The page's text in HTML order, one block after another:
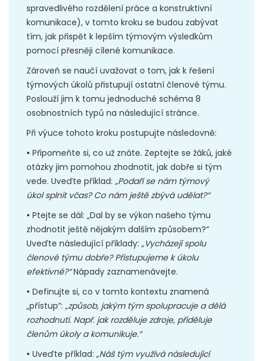
spravedlivého rozdělení práce a konstruktivní
komunikace), v tomto kroku se budou zabývat
tím, jak přispět k lepším týmovým výsledkům
pomocí přesněji cílené komunikace.
Zároveň se naučí uvažovat o tom, jak k řešení
týmových úkolů přistupují ostatní členové týmu.
Poslouží jim k tomu jednoduché schéma 8
osobnostních typů na následující stránce.
Při výuce tohoto kroku postupujte následovně:
• Připomeňte si, co už znáte. Zeptejte se žáků, jaké
otázky jim pomohou zhodnotit, jak dobře si tým
vede. Uveďte příklad: „Podaří se nám týmový
úkol splnit včas? Co nám ještě zbývá udělat?“
• Ptejte se dál: „Dal by se výkon našeho týmu
zhodnotit ještě nějakým dalším způsobem?“
Uveďte následující příklady: „Vycházejí spolu
členové týmu dobře? Přistupujeme k úkolu
efektivně?“Nápady zaznamenávejte.
• Definujte si, co v tomto kontextu znamená
„přístup“: „způsob, jakým tým spolupracuje a dělá
rozhodnutí. Např. jak rozděluje zdroje, přiděluje
členům úkoly a komunikuje.“
• Uveďte příklad: „Náš tým využívá následující